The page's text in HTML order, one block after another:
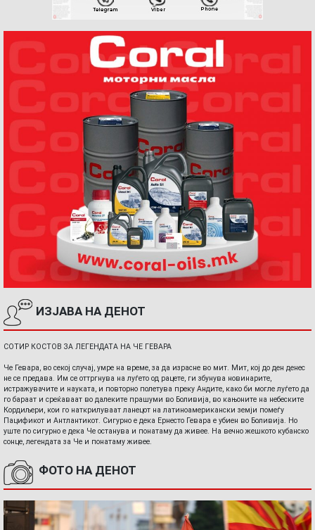
ИЗЈАВА НА ДЕНОТ
СОТИР КОСТОВ ЗА ЛЕГЕНДАТА НА ЧЕ ГЕВАРА
Че Гевара, во секој случај, умре на време, за да израсне во мит. Мит, кој до ден денес
не се предава. Им се оттргнува на луѓето од рацете, ги збунува новинарите,
истражувачите и науката, и повторно полетува преку Андите, како би могле луѓето да
го бараат и среќаваат во далеките прашуми во Боливија, во кањоните на небеските
Кордиљери, кои го наткрилуваат ланецот на латиноамерикански земји помеѓу
Пацификот и Антлантикот. Сигурно е дека Ернесто Гевара е убиен во Боливија. Но
уште по сигурно е дека Че останува и понатаму да живее. На вечно жешкото кубанско
сонце, легендата за Че и понатаму живее.
ФОТО НА ДЕНОТ